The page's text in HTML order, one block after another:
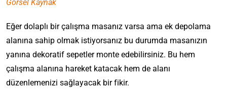
Görsel Kaynak
Eğer dolaplı bir çalışma masanız varsa ama ek depolama
alanına sahip olmak istiyorsanız bu durumda masanızın
yanına dekoratif sepetler monte edebilirsiniz. Bu hem
çalışma alanına hareket katacak hem de alanı
düzenlemenizi sağlayacak bir fikir.